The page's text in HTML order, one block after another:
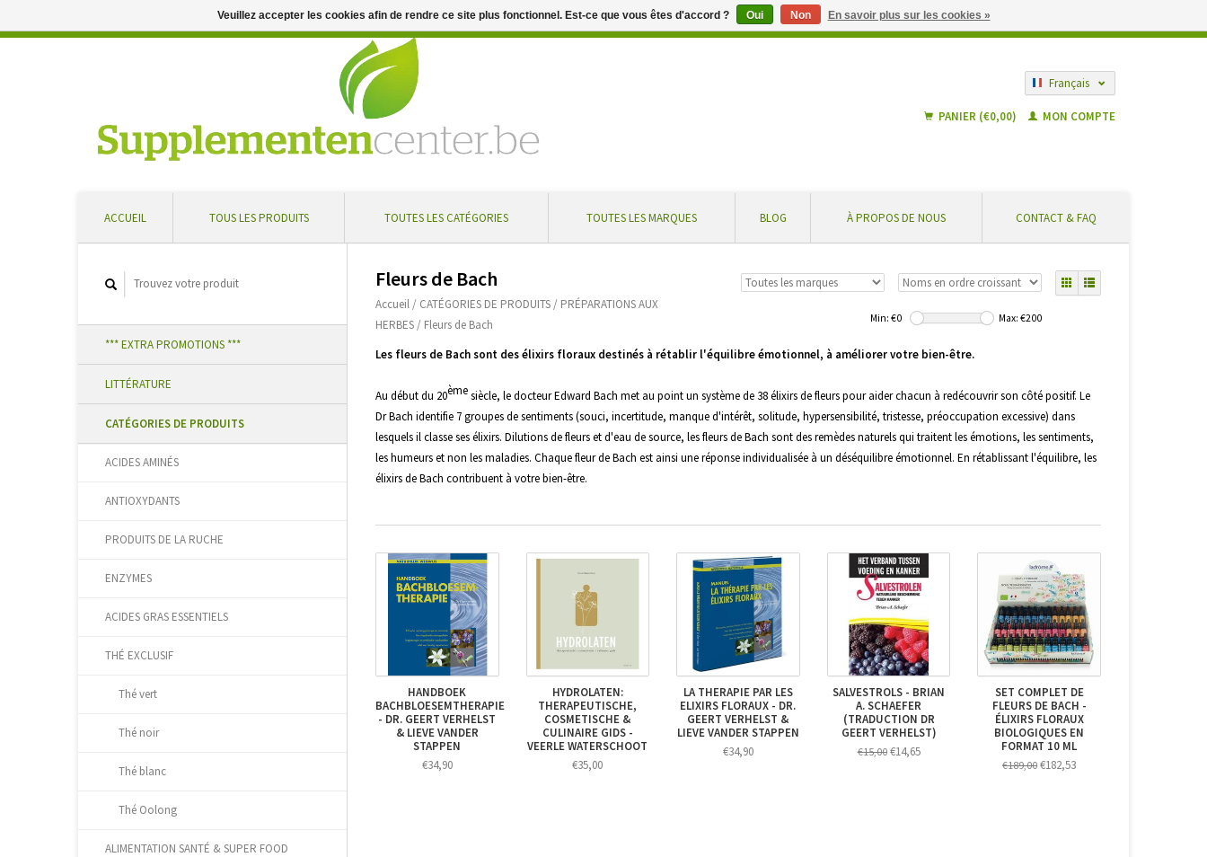
Français
PANIER (€0,00)
MON COMPTE
ACCUEIL TOUS LES PRODUITS TOUTES LES CATÉGORIES TOUTES LES MARQUES BLOG À PROPOS DE NOUS CONTACT & FAQ
*** EXTRA PROMOTIONS ***
LITTÉRATURE
CATÉGORIES DE PRODUITS
ACIDES AMINÉS
ANTIOXYDANTS
PRODUITS DE LA RUCHE
ENZYMES
ACIDES GRAS ESSENTIELS
THÉ EXCLUSIF
Thé vert
Thé noir
Thé blanc
Thé Oolong
ALIMENTATION SANTÉ & SUPER FOOD
Fleurs de Bach
Accueil / CATÉGORIES DE PRODUITS / PRÉPARATIONS AUX
HERBES / Fleurs de Bach Min: €0 Max: €200
Les fleurs de Bach sont des élixirs floraux destinés à rétablir l'équilibre émotionnel, à améliorer votre bien-être.
Au début du 20èmesiècle, le docteur Edward Bach met au point un système de 38 élixirs de fleurs pour aider chacun à redécouvrir son côté positif. Le
Dr Bach identifie 7 groupes de sentiments (souci, incertitude, manque d'intérêt, solitude, hypersensibilité, tristesse, préoccupation excessive) dans
lesquels il classe ses élixirs. Dilutions de fleurs et d'eau de source, les fleurs de Bach sont des remèdes naturels qui traitent les émotions, les sentiments,
les humeurs et non les maladies. Chaque fleur de Bach est ainsi une réponse individualisée à un déséquilibre émotionnel. En rétablissant l'équilibre, les
élixirs de Bach contribuent à votre bien-être.
HANDBOEK
BACHBLOESEMTHERAPIE
- DR. GEERT VERHELST
& LIEVE VANDER
STAPPEN
€34,90
HYDROLATEN:
THERAPEUTISCHE,
COSMETISCHE &
CULINAIRE GIDS -
VEERLE WATERSCHOOT
€35,00
LA THERAPIE PAR LES
ELIXIRS FLORAUX - DR.
GEERT VERHELST &
LIEVE VANDER STAPPEN
€34,90
SALVESTROLS - BRIAN
A. SCHAEFER
(TRADUCTION DR
GEERT VERHELST)
€15,00€14,65
SET COMPLET DE
FLEURS DE BACH -
ÉLIXIRS FLORAUX
BIOLOGIQUES EN
FORMAT 10 ML
€189,00 €182,53
Veuillez accepter les cookies afin de rendre ce site plus fonctionnel. Est-ce que vous êtes d'accord ? Oui Non En savoir plus sur les cookies »
Conseil professionnel et livraison rapide ... Réduction supplémentaire de 5 % à partir de € 100 ... Livraison gratuite en Belgique à partir de € 55 ... En toute sécurité et sans frais supplémentaires